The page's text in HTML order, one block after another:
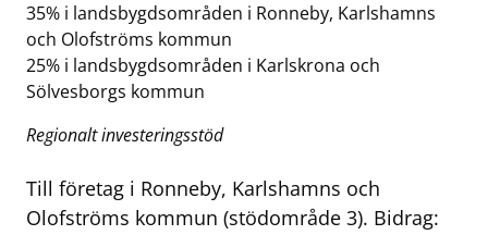
35% i landsbygdsområden i Ronneby, Karlshamns
och Olofströms kommun
25% i landsbygdsområden i Karlskrona och
Sölvesborgs kommun
Regionalt investeringsstöd
Till företag i Ronneby, Karlshamns och
Olofströms kommun (stödområde 3). Bidrag: